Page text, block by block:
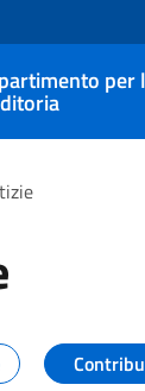
sito
per